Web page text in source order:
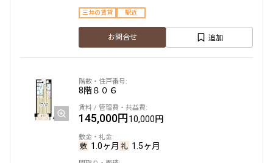
三井の賃貸 駅近
お問合せ 追加
8階８０６
145,000円10,000円
1.0ヶ月 1.5ヶ月